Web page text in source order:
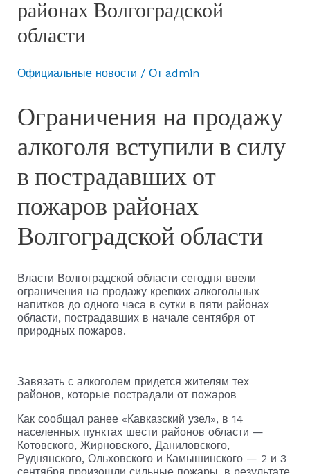
районах Волгоградской
области
Официальные новости / От admin
Ограничения на продажу
алкоголя вступили в силу
в пострадавших от
пожаров районах
Волгоградской области
Власти Волгоградской области сегодня ввели
ограничения на продажу крепких алкогольных
напитков до одного часа в сутки в пяти районах
области, пострадавших в начале сентября от
природных пожаров.
Завязать с алкоголем придется жителям тех
районов, которые пострадали от пожаров
Как сообщал ранее «Кавказский узел», в 14
населенных пунктах шести районов области —
Котовского, Жирновского, Даниловского,
Руднянского, Ольховского и Камышинского — 2 и 3
сентября произошли сильные пожары, в результате